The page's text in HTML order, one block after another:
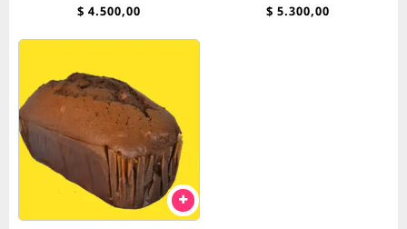
Oasis saquitos
$ 4.500,00
Tradicional Roapipo 500 g
$ 5.300,00